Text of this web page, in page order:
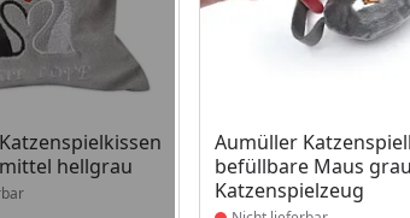
hellgrau
lieferbar
Aumüller
befüllbare Maus grau
Katzenspielzeug
Produkt nicht